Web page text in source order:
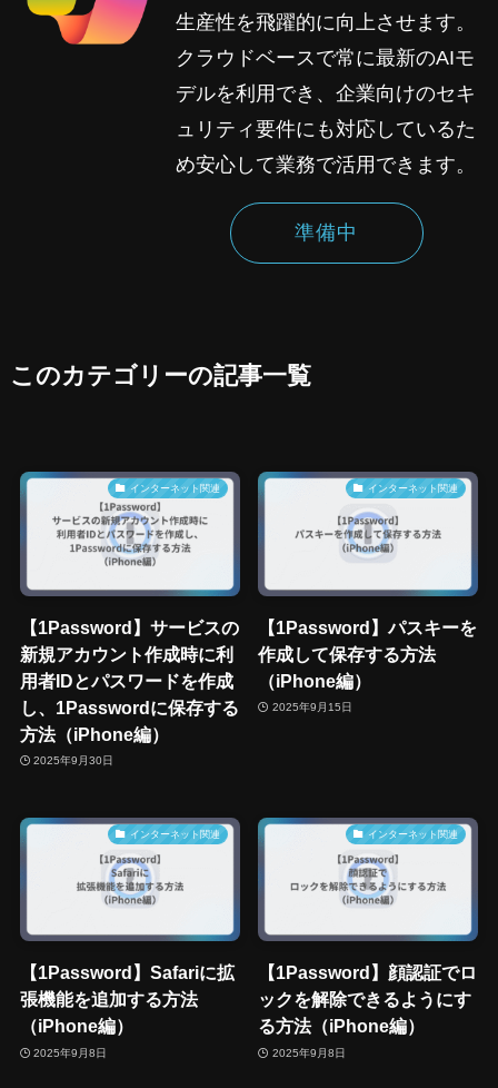
生産性を飛躍的に向上させます。
クラウドベースで常に最新のAIモ
デルを利用でき、企業向けのセキ
ュリティ要件にも対応しているた
め安心して業務で活用できます。
準備中
このカテゴリーの記事一覧
インターネット関連
【1Password】サービスの
新規アカウント作成時に利
用者IDとパスワードを作成
し、1Passwordに保存する
方法（iPhone編）
2025年9月30日
インターネット関連
【1Password】パスキーを
作成して保存する方法
（iPhone編）
2025年9月15日
インターネット関連
【1Password】Safariに拡
張機能を追加する方法
（iPhone編）
2025年9月8日
インターネット関連
【1Password】顔認証でロ
ックを解除できるようにす
る方法（iPhone編）
2025年9月8日